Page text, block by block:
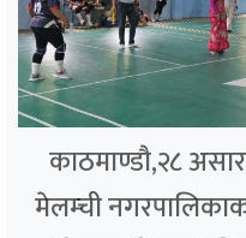
काठमाण्डौ,२८
मेलम्ची